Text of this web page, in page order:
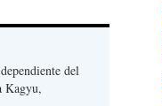
del
Kagyu,